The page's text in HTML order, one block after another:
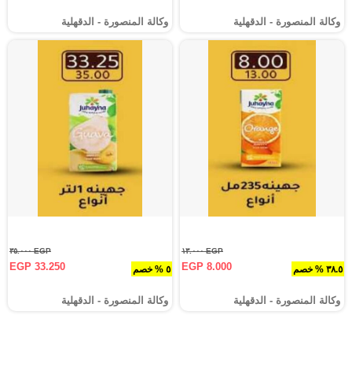
وكالة المنصورة - الدقهلية‎ وكالة المنصورة - الدقهلية‎
٣٨.٥ % خصم
EGP ١٣.٠٠٠
EGP 8.000
وكالة المنصورة - الدقهلية‎
٥ % خصم
EGP ٣٥.٠٠٠
EGP 33.250
وكالة المنصورة - الدقهلية‎